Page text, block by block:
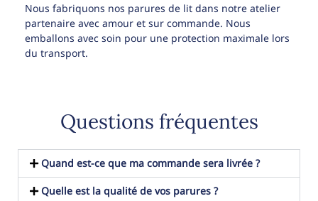
Nous fabriquons nos parures de lit dans notre atelier
partenaire avec amour et sur commande. Nous
emballons avec soin pour une protection maximale lors
du transport.
Questions fréquentes
Quand est-ce que ma commande sera livrée ?
Quelle est la qualité de vos parures ?